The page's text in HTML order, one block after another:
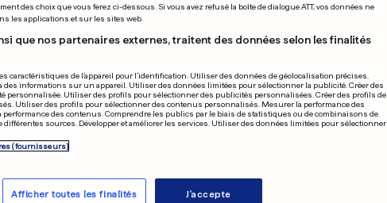
à
0
des choix que vous ferez ci-dessous. Si vous avez refusé la boîte de dialogue ATT, vos données ne
les applications et sur les sites web.
que nos partenaires externes, traitent des données selon les finalités
caractéristiques de l’appareil pour l’identification. Utiliser des données de géolocalisation précises.
à des informations sur un appareil. Utiliser des données limitées pour sélectionner la publicité. Créer des
personnalisée. Utiliser des profils pour sélectionner des publicités personnalisées. Créer des profils de
Utiliser des profils pour sélectionner des contenus personnalisés. Mesurer la performance des
des contenus. Comprendre les publics par le biais de statistiques ou de combinaisons de
différentes sources. Développer et améliorer les services. Utiliser des données limitées pour sélectionner
(fournisseurs)
Afficher toutes les finalités J'accepte